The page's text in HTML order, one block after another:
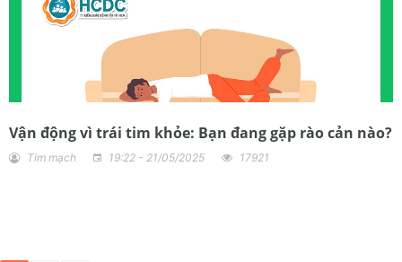
Vận động vì trái tim khỏe: Bạn đang gặp rào cản nào?
Tim mạch 19:22 - 21/05/2025 17921